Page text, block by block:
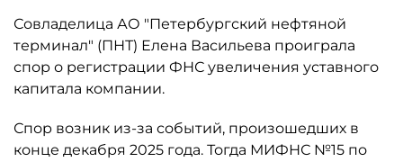
Совладелица АО "Петербургский нефтяной
терминал" (ПНТ) Елена Васильева проиграла
спор о регистрации ФНС увеличения уставного
капитала компании.
Спор возник из-за событий, произошедших в
конце декабря 2025 года. Тогда МИФНС №15 по